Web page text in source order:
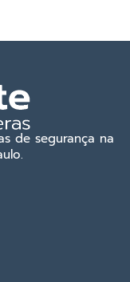
de segurança na